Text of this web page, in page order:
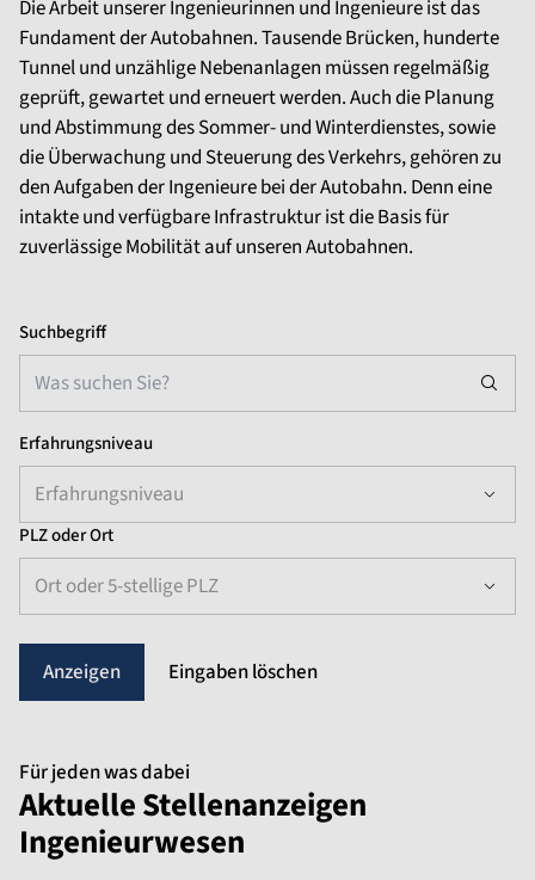
Die Arbeit unserer Ingenieurinnen und Ingenieure ist das
Fundament der Autobahnen. Tausende Brücken, hunderte
Tunnel und unzählige Nebenanlagen müssen regelmäßig
geprüft, gewartet und erneuert werden. Auch die Planung
und Abstimmung des Sommer- und Winterdienstes, sowie
die Überwachung und Steuerung des Verkehrs, gehören zu
den Aufgaben der Ingenieure bei der Autobahn. Denn eine
intakte und verfügbare Infrastruktur ist die Basis für
zuverlässige Mobilität auf unseren Autobahnen.
Suchbegriff
Erfahrungsniveau
Erfahrungsniveau
PLZ oder Ort
Ort oder 5-stellige PLZ
Eingaben löschen
Für jeden was dabei
Aktuelle Stellenanzeigen
Ingenieurwesen